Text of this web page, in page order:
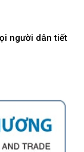
người dân tiết